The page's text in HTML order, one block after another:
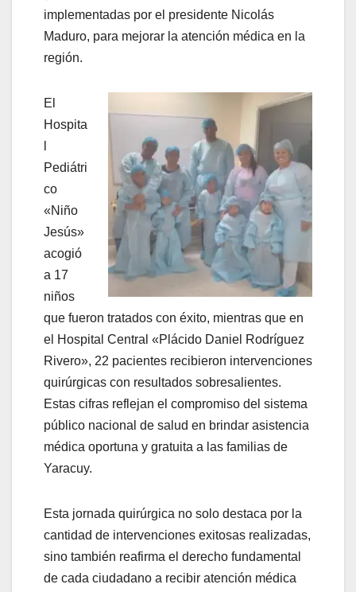
implementadas por el presidente Nicolás
Maduro, para mejorar la atención médica en la
región.
El
Hospita
Pediátri
co
«Niño
Jesús»
acogió
a 17
niños
que fueron tratados con éxito, mientras que en
el Hospital Central «Plácido Daniel Rodríguez
Rivero», 22 pacientes recibieron intervenciones
quirúrgicas con resultados sobresalientes.
Estas cifras reflejan el compromiso del sistema
público nacional de salud en brindar asistencia
médica oportuna y gratuita a las familias de
Yaracuy.
Esta jornada quirúrgica no solo destaca por la
cantidad de intervenciones exitosas realizadas,
sino también reafirma el derecho fundamental
de cada ciudadano a recibir atención médica